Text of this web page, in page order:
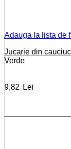
Adauga la lista de
Jucarie din
Verde
9,82 Lei